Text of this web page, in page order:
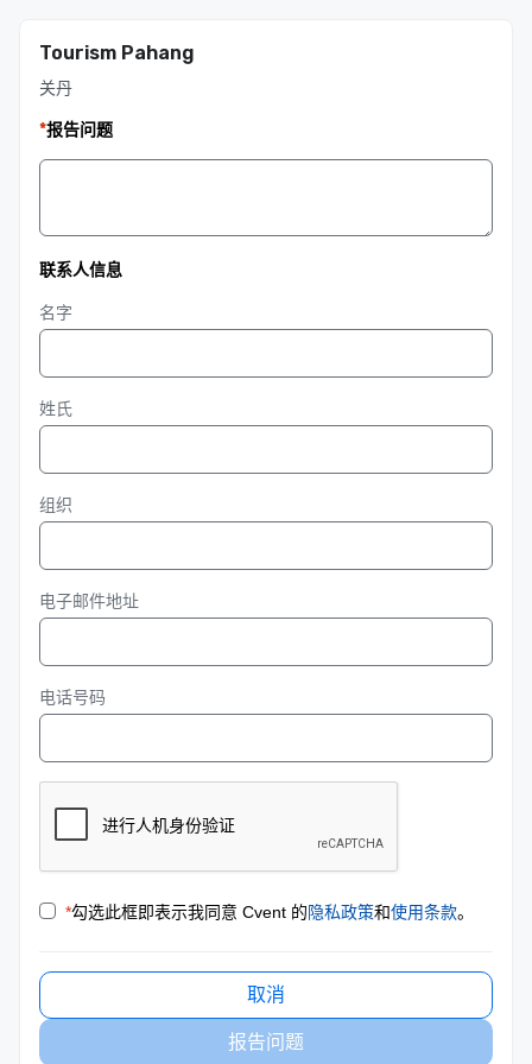
Tourism Pahang
关丹
*报告问题
联系人信息
名字
姓氏
组织
电子邮件地址
电话号码
*勾选此框即表示我同意 Cvent 的隐私政策和使用条款。
取消
报告问题